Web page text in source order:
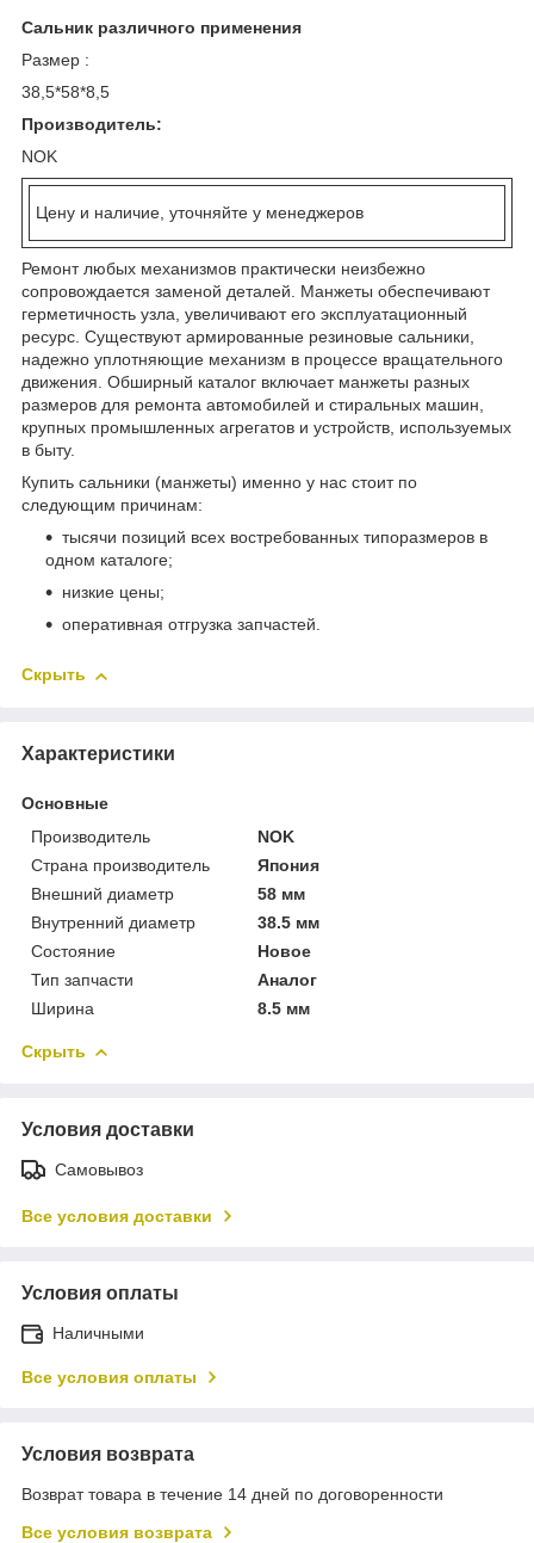
Сальник различного применения
Размер :
38,5*58*8,5
Производитель:
NOK
Цену и наличие, уточняйте у менеджеров
Ремонт любых механизмов практически неизбежно
сопровождается заменой деталей. Манжеты обеспечивают
герметичность узла, увеличивают его эксплуатационный
ресурс. Существуют армированные резиновые сальники,
надежно уплотняющие механизм в процессе вращательного
движения. Обширный каталог включает манжеты разных
размеров для ремонта автомобилей и стиральных машин,
крупных промышленных агрегатов и устройств, используемых
в быту.
Купить сальники (манжеты) именно у нас стоит по
следующим причинам:
тысячи позиций всех востребованных типоразмеров в
одном каталоге;
низкие цены;
оперативная отгрузка запчастей.
Скрыть
Характеристики
Основные
Производитель
NOK
Страна производитель
Япония
Внешний диаметр
58 мм
Внутренний диаметр
38.5 мм
Состояние
Новое
Тип запчасти
Аналог
Ширина
8.5 мм
Скрыть
Условия доставки
Самовывоз
Все условия доставки
Условия оплаты
Наличными
Все условия оплаты
Условия возврата
Возврат товара в течение 14 дней по договоренности
Все условия возврата